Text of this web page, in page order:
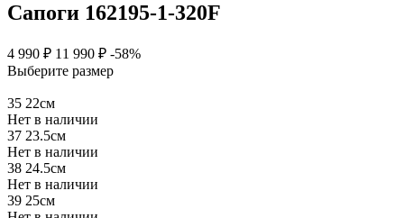
Сапоги 162195-1-320F
4 990 ₽ 11 990 ₽ -58%
Выберите размер
35 22см
Нет в наличии
37 23.5см
Нет в наличии
38 24.5см
Нет в наличии
39 25см